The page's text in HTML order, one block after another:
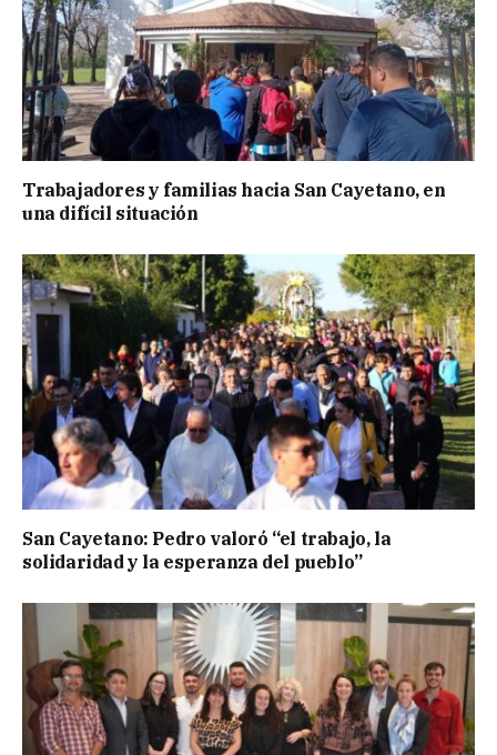
Trabajadores y familias hacia San Cayetano, en
una difícil situación
San Cayetano: Pedro valoró “el trabajo, la
solidaridad y la esperanza del pueblo”